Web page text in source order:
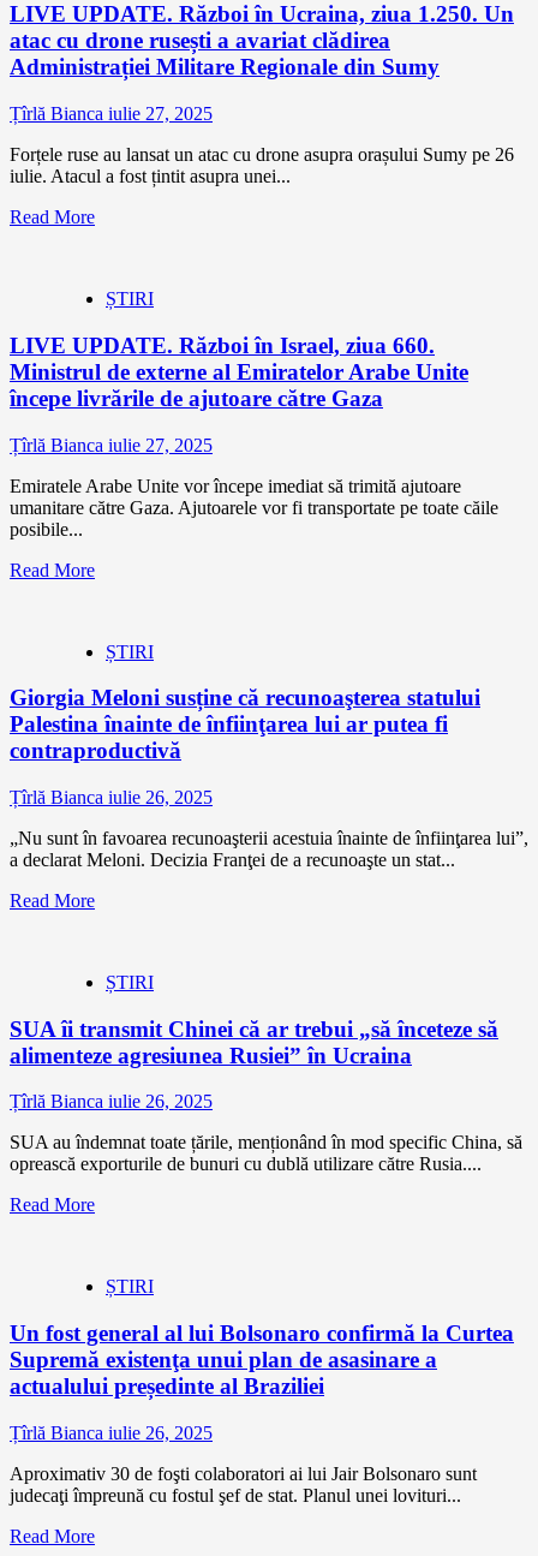
LIVE UPDATE. Război în Ucraina, ziua 1.250. Un
atac cu drone rusești a avariat clădirea
Administrației Militare Regionale din Sumy
Țîrlă Bianca iulie 27, 2025
Forțele ruse au lansat un atac cu drone asupra orașului Sumy pe 26
iulie. Atacul a fost țintit asupra unei...
Read More
ȘTIRI
LIVE UPDATE. Război în Israel, ziua 660.
Ministrul de externe al Emiratelor Arabe Unite
începe livrările de ajutoare către Gaza
Țîrlă Bianca iulie 27, 2025
Emiratele Arabe Unite vor începe imediat să trimită ajutoare
umanitare către Gaza. Ajutoarele vor fi transportate pe toate căile
posibile...
Read More
ȘTIRI
Giorgia Meloni susține că recunoaşterea statului
Palestina înainte de înfiinţarea lui ar putea fi
contraproductivă
Țîrlă Bianca iulie 26, 2025
„Nu sunt în favoarea recunoaşterii acestuia înainte de înfiinţarea lui”,
a declarat Meloni. Decizia Franţei de a recunoaşte un stat...
Read More
ȘTIRI
SUA îi transmit Chinei că ar trebui „să înceteze să
alimenteze agresiunea Rusiei” în Ucraina
Țîrlă Bianca iulie 26, 2025
SUA au îndemnat toate țările, menționând în mod specific China, să
oprească exporturile de bunuri cu dublă utilizare către Rusia....
Read More
ȘTIRI
Un fost general al lui Bolsonaro confirmă la Curtea
Supremă existenţa unui plan de asasinare a
actualului președinte al Braziliei
Țîrlă Bianca iulie 26, 2025
Aproximativ 30 de foşti colaboratori ai lui Jair Bolsonaro sunt
judecaţi împreună cu fostul şef de stat. Planul unei lovituri...
Read More